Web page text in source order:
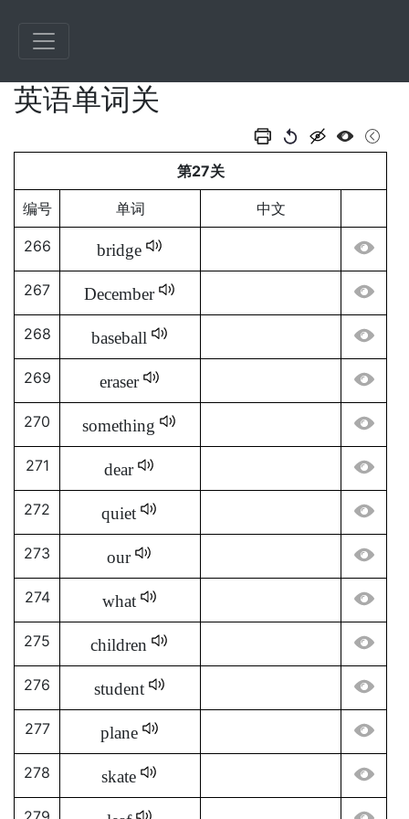
英语单词关
第27关
编号 单词 中文
266 bridge
267 December
268 baseball
269 eraser
270 something
271 dear
272 quiet
273 our
274 what
275 children
276 student
277 plane
278 skate